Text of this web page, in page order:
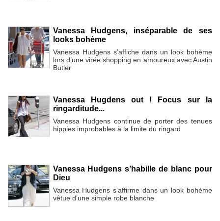
Vanessa Hudgens, inséparable de ses
looks bohème
Vanessa Hudgens s’affiche dans un look bohème
lors d’une virée shopping en amoureux avec Austin
Butler
Vanessa Hugdens out ! Focus sur la
ringarditude...
Vanessa Hudgens continue de porter des tenues
hippies improbables à la limite du ringard
Vanessa Hudgens s’habille de blanc pour
Dieu
Vanessa Hudgens s’affirme dans un look bohème
vêtue d’une simple robe blanche